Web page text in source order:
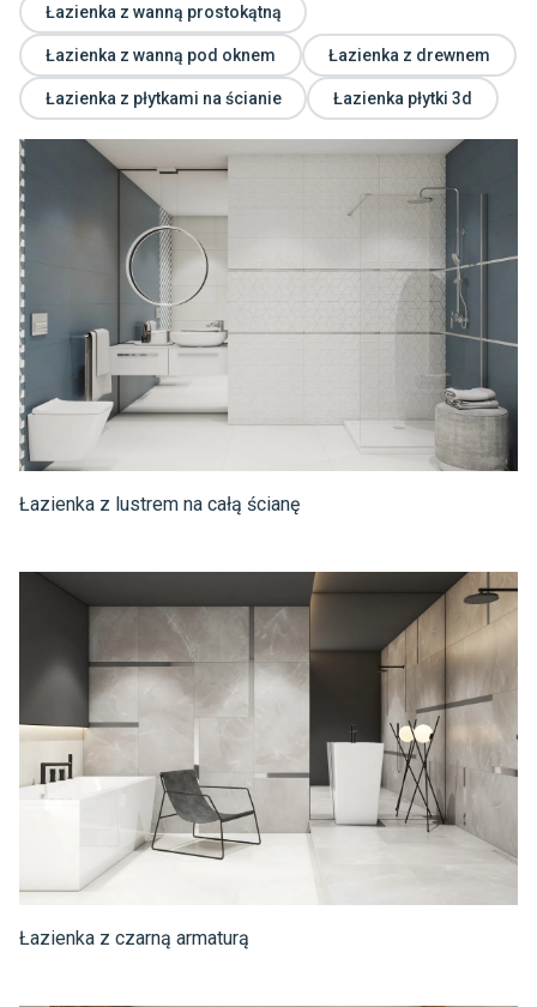
Łazienka z wanną prostokątną
Łazienka z wanną pod oknem Łazienka z drewnem
Łazienka z płytkami na ścianie Łazienka płytki 3d
Łazienka z lustrem na całą ścianę
Łazienka z czarną armaturą